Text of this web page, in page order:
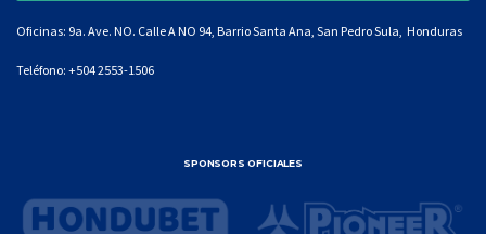
Oficinas: 9a. Ave. NO. Calle A NO 94, Barrio Santa Ana, San Pedro Sula, Honduras
Teléfono: +504 2553-1506
SPONSORS OFICIALES